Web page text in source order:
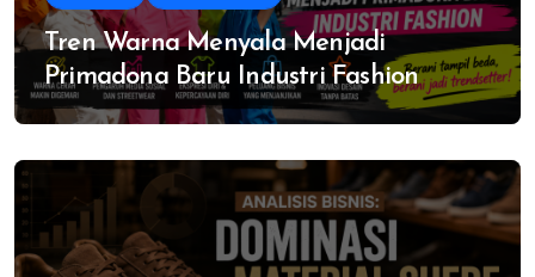
Tren Warna Menyala Menjadi
Primadona Baru Industri Fashion